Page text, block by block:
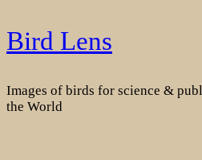
Skip
to
Bird Lens
Images of birds for science &
the World